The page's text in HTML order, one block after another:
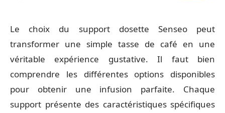
Le choix du support dosette Senseo peut
transformer une simple tasse de café en une
véritable expérience gustative. Il faut bien
comprendre les différentes options disponibles
pour obtenir une infusion parfaite. Chaque
support présente des caractéristiques spécifiques